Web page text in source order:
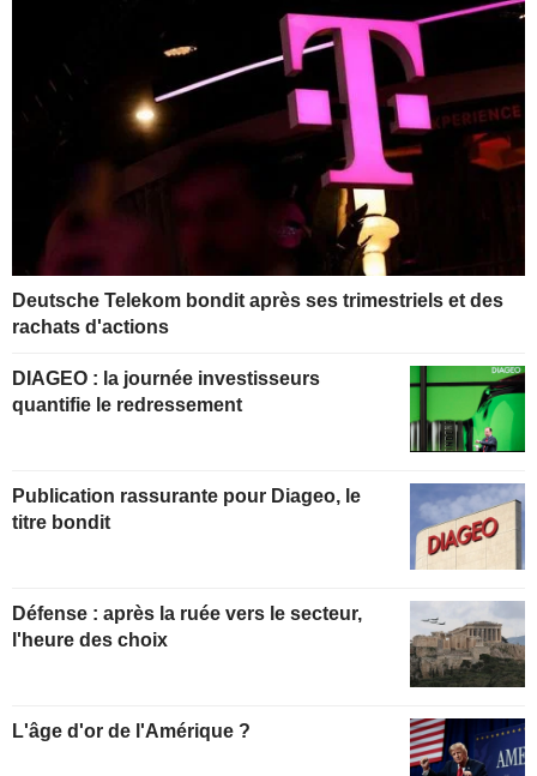
Deutsche Telekom bondit après ses trimestriels et des
rachats d'actions
DIAGEO : la journée investisseurs
quantifie le redressement
Publication rassurante pour Diageo, le
titre bondit
Défense : après la ruée vers le secteur,
l'heure des choix
L'âge d'or de l'Amérique ?